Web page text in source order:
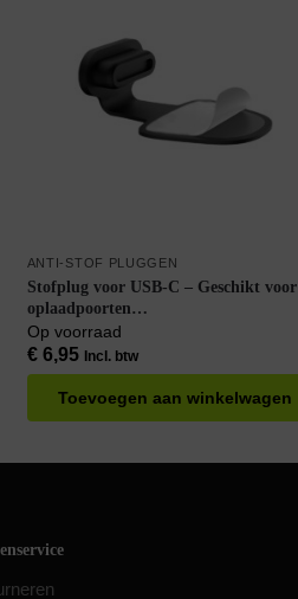
ANTI-STOF PLUGGEN
Stofplug voor USB-C – Geschikt voor
oplaadpoorten
Smartphone/Tablet/Laptop – Zwart
Op voorraad
€6,95 Incl. btw
Toevoegen aan winkelwagen